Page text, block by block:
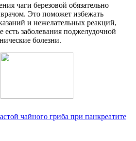
чаги березовой обязательно
врачом. Это поможет избежать
и нежелательных реакций,
есть заболевания поджелудочной
болезни.
чайного гриба при панкреатите